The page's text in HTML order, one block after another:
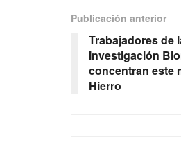
Publicación anterior
Trabajadores de
Investigación
concentran este
Hierro